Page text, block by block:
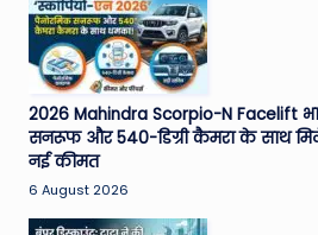
u
n
d
T
h
e
2026 Mahindra Scorpio-N Facelift
सनरूफ और 540-डिग्री कैमरा के साथ
नई कीमत
6 August 2026